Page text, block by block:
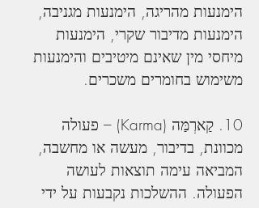
הימנעות מהריגה, הימנעות מגניבה,
הימנעות מדיבור שקרי, הימנעות
מיחסי מין שאינם מיטיבים והימנעות
משימוש בחומרים משכרים.
10. קַארְמַּה (Karma) – פעולה
מכוונת, בדיבור, מעשה או מחשבה,
המביאה עימה תוצאות לעושה
הפעולה. ההשלכות נקבעות על ידי